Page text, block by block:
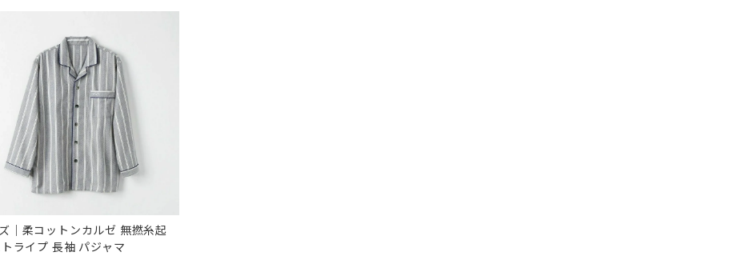
｜柔コットンカルゼ 無撚糸起
ライプ 長袖 パジャマ